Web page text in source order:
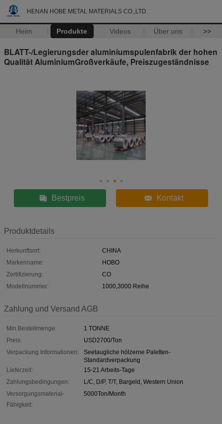
HENAN HOBE METAL MATERIALS CO.,LTD.
Heim Produkte Videos Über uns >>
BLATT-/Legierungsder aluminiumspulenfabrik der hohen
Qualität AluminiumGroßverkäufe, Preiszugeständnisse
Bestpreis Kontakt
Produktdetails
Herkunftsort:
CHINA
Markenname:
HOBO
Zertifizierung:
CO
Modellnummer:
1000,3000 Reihe
Zahlung und Versand AGB
Min Bestellmenge:
1 TONNE
Preis:
USD2700/Ton
Verpackung Informationen:
Seetaugliche hölzerne Paletten-
Standardverpackung
Lieferzeit:
15-21 Arbeits-Tage
Zahlungsbedingungen:
L/C, D/P, T/T, Bargeld, Western Union
Versorgungsmaterial-
Fähigkeit:
5000Ton/Month